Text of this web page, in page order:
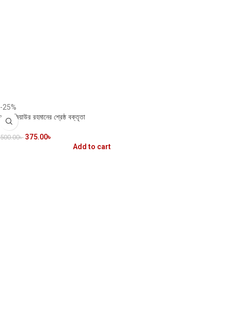
-25%
শহীদ জিয়াউর রহমানের শ্রেষ্ঠ বক্তৃতা
500.00৳ 375.00৳
Add to cart